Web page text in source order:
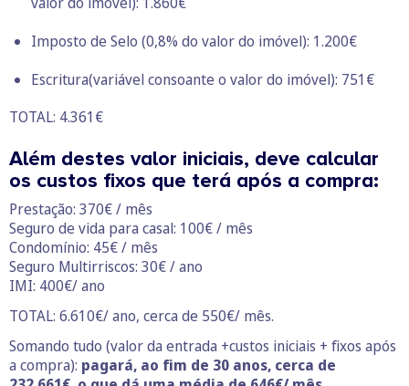
Imposto de Selo (0,8% do valor do imóvel): 1.200€
Escritura(variável consoante o valor do imóvel): 751€
TOTAL: 4.361€
Além destes valor iniciais, deve calcular
os custos fixos que terá após a compra:
Prestação: 370€ / mês
Seguro de vida para casal: 100€ / mês
Condomínio: 45€ / mês
Seguro Multirriscos: 30€ / ano
IMI: 400€/ ano
TOTAL: 6.610€/ ano, cerca de 550€/ mês.
Somando tudo (valor da entrada +custos iniciais + fixos após
a compra): pagará, ao fim de 30 anos, cerca de